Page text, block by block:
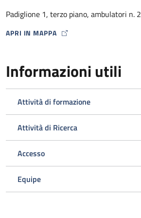
presso lo stesso Ambulatorio HIV) .
L’ambulatorio si occupa inoltre dello
delle comorbosità correlate all’infezione
gli esami ematici o strumentali e le visite
opportuni nell’ambito del Policlinico.
Padiglione 1, terzo piano, ambulatori n.
APRI IN MAPPA
MAP ICON
Informazioni utili
Attività di formazione
Attività di Ricerca
Accesso
Equipe